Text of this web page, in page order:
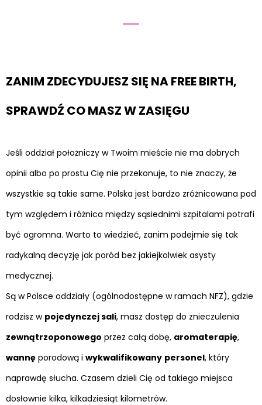
ZANIM ZDECYDUJESZ SIĘ NA FREE BIRTH,
SPRAWDŹ CO MASZ W ZASIĘGU
Jeśli oddział położniczy w Twoim mieście nie ma dobrych
opinii albo po prostu Cię nie przekonuje, to nie znaczy, że
wszystkie są takie same. Polska jest bardzo zróżnicowana pod
tym względem i różnica między sąsiednimi szpitalami potrafi
być ogromna. Warto to wiedzieć, zanim podejmie się tak
radykalną decyzję jak poród bez jakiejkolwiek asysty
medycznej.
Są w Polsce oddziały (ogólnodostępne w ramach NFZ), gdzie
rodzisz w pojedynczej sali, masz dostęp do znieczulenia
zewnątrzoponowego przez całą dobę, aromaterapię,
wannę porodową i wykwalifikowany personel, który
naprawdę słucha. Czasem dzieli Cię od takiego miejsca
dosłownie kilka, kilkadziesiąt kilometrów.